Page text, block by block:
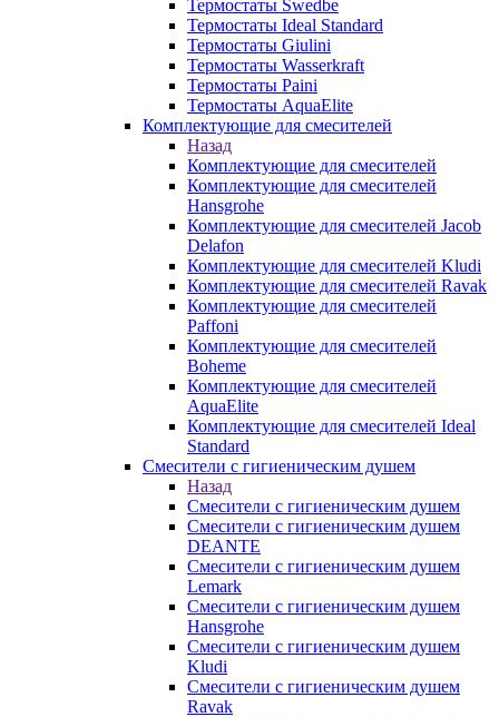
Термостаты Swedbe
Термостаты Ideal Standard
Термостаты Giulini
Термостаты Wasserkraft
Термостаты Paini
Термостаты AquaElite
Комплектующие для смесителей
Назад
Комплектующие для смесителей
Комплектующие для смесителей
Hansgrohe
Комплектующие для смесителей Jacob
Delafon
Комплектующие для смесителей Kludi
Комплектующие для смесителей Ravak
Комплектующие для смесителей
Paffoni
Комплектующие для смесителей
Boheme
Комплектующие для смесителей
AquaElite
Комплектующие для смесителей Ideal
Standard
Смесители с гигиеническим душем
Назад
Смесители с гигиеническим душем
Смесители с гигиеническим душем
DEANTE
Смесители с гигиеническим душем
Lemark
Смесители с гигиеническим душем
Hansgrohe
Смесители с гигиеническим душем
Kludi
Смесители с гигиеническим душем
Ravak